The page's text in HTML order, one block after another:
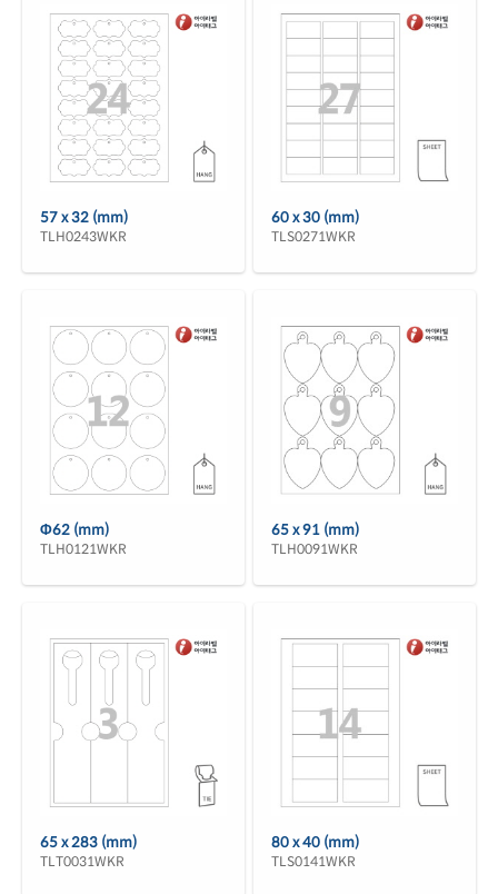
57 x 32 (mm)
TLH0243WKR
60 x 30 (mm)
TLS0271WKR
Φ62 (mm)
TLH0121WKR
65 x 91 (mm)
TLH0091WKR
65 x 283 (mm)
TLT0031WKR
80 x 40 (mm)
TLS0141WKR